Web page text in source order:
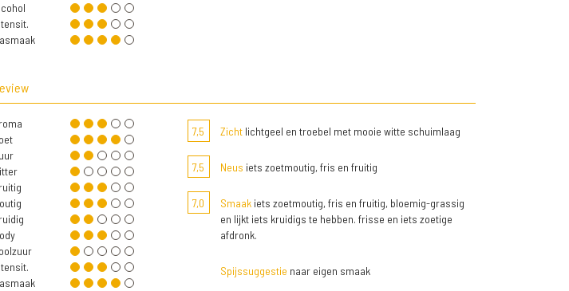
7,5 Zichtlichtgeel en troebel met mooie witte schuimlaag
7,5 Neus iets zoetmoutig, fris en fruitig
7,0 Smaakiets zoetmoutig, fris en fruitig, bloemig-grassig
en lijkt iets kruidigs te hebben. frisse en iets zoetige
afdronk.
Spijssuggestie naar eigen smaak